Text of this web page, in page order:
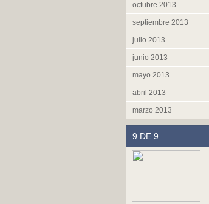
octubre 2013
septiembre 2013
julio 2013
junio 2013
mayo 2013
abril 2013
marzo 2013
9 DE 9